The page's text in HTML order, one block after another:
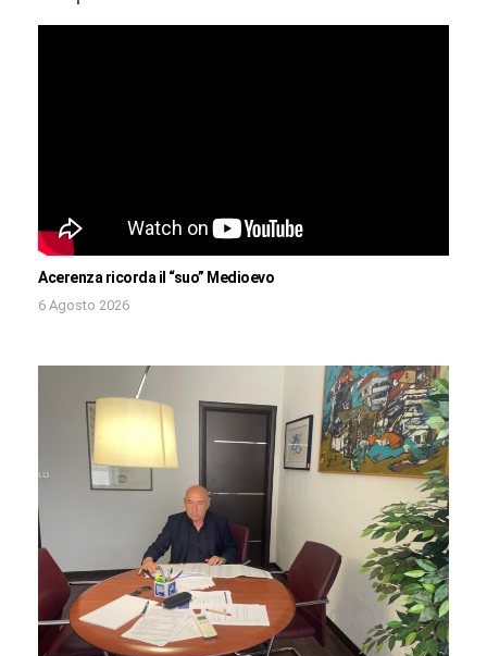
Acerenza ricorda il “suo” Medioevo
6 Agosto 2026